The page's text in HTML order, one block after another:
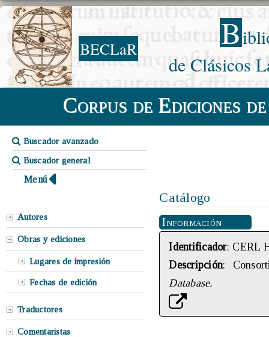
BECLaR B
de Clásicos
Corpus de Ediciones
Buscador avanzado
Buscador general
Menú
Autores
Obras y ediciones
Lugares de impresión
Fechas de edición
Traductores
Comentaristas
Catálogo
Información
Identificador: CERL
Descripción:
Database.